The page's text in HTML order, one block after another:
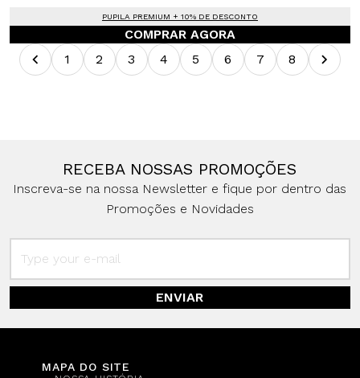
PUPILA PREMIUM + 10% DE DESCONTO
COMPRAR AGORA
1
2 3 4 5 6 7 8
RECEBA NOSSAS PROMOÇÕES
Inscreva-se na nossa Newsletter e fique por dentro das
Promoções e Novidades
ENVIAR
MAPA DO SITE